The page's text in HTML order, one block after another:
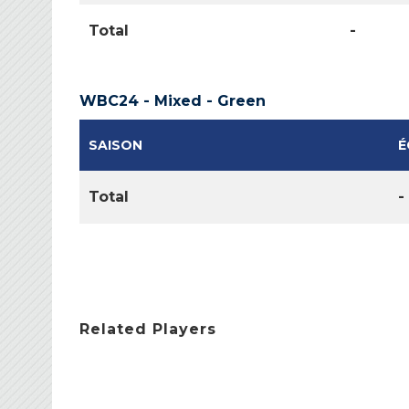
Total -
WBC24 - Mixed - Green
SAISON
Total -
Related Players